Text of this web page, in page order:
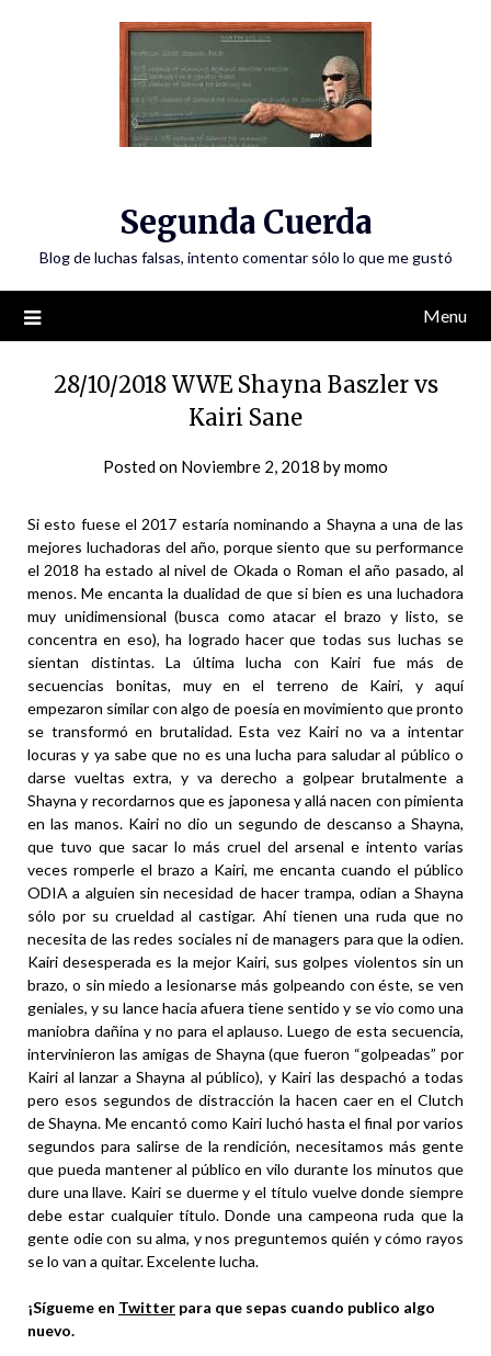
Segunda Cuerda
Blog de luchas falsas, intento comentar sólo lo que me gustó
Menu
28/10/2018 WWE Shayna Baszler vs
Kairi Sane
Posted on Noviembre 2, 2018 bymomo
Si esto fuese el 2017 estaría nominando a Shayna a una de las
mejores luchadoras del año, porque siento que su performance
el 2018 ha estado al nivel de Okada o Roman el año pasado, al
menos. Me encanta la dualidad de que si bien es una luchadora
muy unidimensional (busca como atacar el brazo y listo, se
concentra en eso), ha logrado hacer que todas sus luchas se
sientan distintas. La última lucha con Kairi fue más de
secuencias bonitas, muy en el terreno de Kairi, y aquí
empezaron similar con algo de poesía en movimiento que pronto
se transformó en brutalidad. Esta vez Kairi no va a intentar
locuras y ya sabe que no es una lucha para saludar al público o
darse vueltas extra, y va derecho a golpear brutalmente a
Shayna y recordarnos que es japonesa y allá nacen con pimienta
en las manos. Kairi no dio un segundo de descanso a Shayna,
que tuvo que sacar lo más cruel del arsenal e intento varias
veces romperle el brazo a Kairi, me encanta cuando el público
ODIA a alguien sin necesidad de hacer trampa, odian a Shayna
sólo por su crueldad al castigar. Ahí tienen una ruda que no
necesita de las redes sociales ni de managers para que la odien.
Kairi desesperada es la mejor Kairi, sus golpes violentos sin un
brazo, o sin miedo a lesionarse más golpeando con éste, se ven
geniales, y su lance hacia afuera tiene sentido y se vio como una
maniobra dañina y no para el aplauso. Luego de esta secuencia,
intervinieron las amigas de Shayna (que fueron “golpeadas” por
Kairi al lanzar a Shayna al público), y Kairi las despachó a todas
pero esos segundos de distracción la hacen caer en el Clutch
de Shayna. Me encantó como Kairi luchó hasta el final por varios
segundos para salirse de la rendición, necesitamos más gente
que pueda mantener al público en vilo durante los minutos que
dure una llave. Kairi se duerme y el título vuelve donde siempre
debe estar cualquier título. Donde una campeona ruda que la
gente odie con su alma, y nos preguntemos quién y cómo rayos
se lo van a quitar. Excelente lucha.
¡Sígueme en Twitter para que sepas cuando publico algo
nuevo.